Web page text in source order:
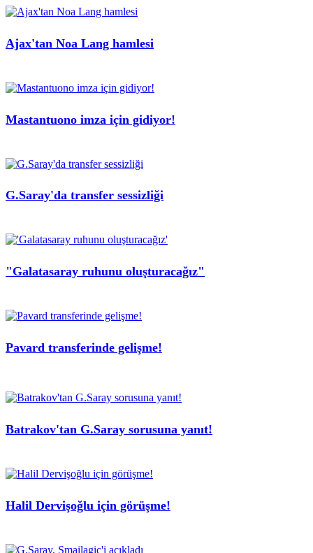
Ajax'tan Noa Lang hamlesi
Mastantuono imza için gidiyor!
G.Saray'da transfer sessizliği
"Galatasaray ruhunu oluşturacağız"
Pavard transferinde gelişme!
Batrakov'tan G.Saray sorusuna yanıt!
Halil Dervişoğlu için görüşme!